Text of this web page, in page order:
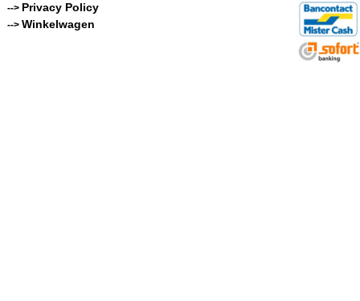
--> Privacy Policy
--> Winkelwagen